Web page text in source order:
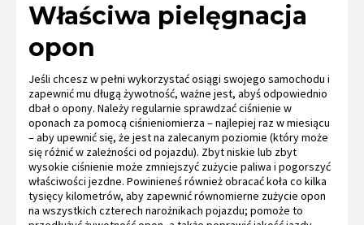
Właściwa pielęgnacja
opon
Jeśli chcesz w pełni wykorzystać osiągi swojego samochodu i
zapewnić mu długą żywotność, ważne jest, abyś odpowiednio
dbał o opony. Należy regularnie sprawdzać ciśnienie w
oponach za pomocą ciśnieniomierza – najlepiej raz w miesiącu
– aby upewnić się, że jest na zalecanym poziomie (który może
się różnić w zależności od pojazdu). Zbyt niskie lub zbyt
wysokie ciśnienie może zmniejszyć zużycie paliwa i pogorszyć
właściwości jezdne. Powinieneś również obracać koła co kilka
tysięcy kilometrów, aby zapewnić równomierne zużycie opon
na wszystkich czterech narożnikach pojazdu; pomoże to